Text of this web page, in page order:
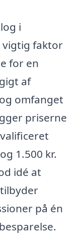
i
vigtig faktor
for en
af
omfanget
priserne
1.500 kr.
idé at
på én